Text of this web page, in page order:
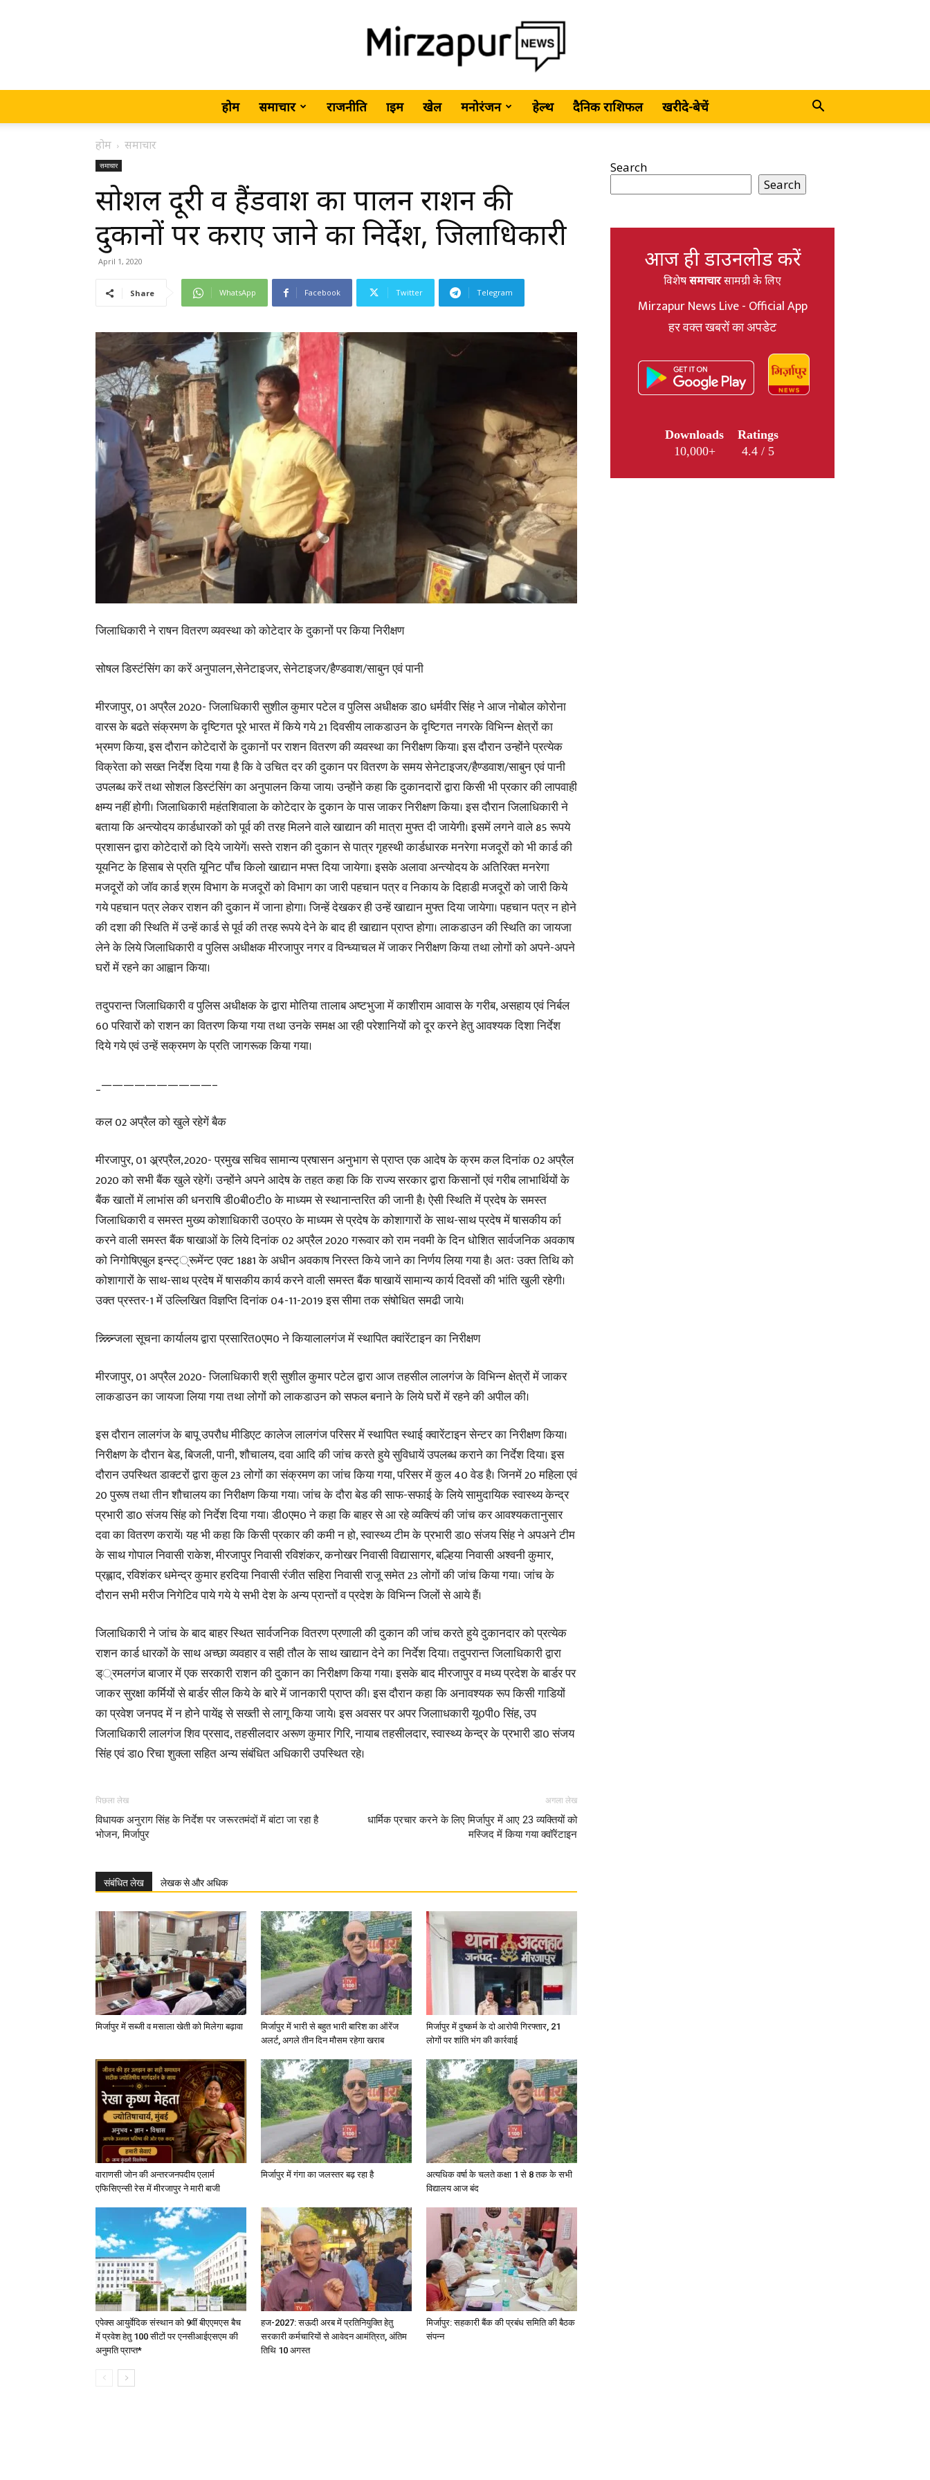
MirzapurNews.com
•
Hindi
Latest
News
Hindi,
Today
Hindi
News
होम समाचार राजनीति क्राइम खेल मनोरंजन हेल्थ दैनिक राशिफल खरीदे-बेचें
होम समाचार
समाचार
सोशल दूरी व हैंडवाश का पालन राशन की
दुकानों पर कराए जाने का निर्देश, जिलाधिकारी
April 1, 2020
Share WhatsApp Facebook Twitter Telegram
जिलाधिकारी ने राषन वितरण व्यवस्था को कोटेदार के दुकानों पर किया निरीक्षण
सोषल डिस्टंसिंग का करें अनुपालन,सेनेटाइजर, सेनेटाइजर/हैण्डवाश/साबुन एवं पानी
मीरजापुर, 01 अप्रैल 2020- जिलाधिकारी सुशील कुमार पटेल व पुलिस अधीक्षक डा0 धर्मवीर सिंह ने आज नोबोल कोरोना
वारस के बढते संक्रमण के दृष्टिगत पूरे भारत में किये गये 21 दिवसीय लाकडाउन के दृष्टिगत नगरके विभिन्न क्षेत्रों का
भ्रमण किया, इस दौरान कोटेदारों के दुकानों पर राशन वितरण की व्यवस्था का निरीक्षण किया। इस दौरान उन्होंने प्रत्येक
विक्रेता को सख्त निर्देश दिया गया है कि वे उचित दर की दुकान पर वितरण के समय सेनेटाइजर/हैण्डवाश/साबुन एवं पानी
उपलब्ध करें तथा सोशल डिस्टंसिंग का अनुपालन किया जाय। उन्होंने कहा कि दुकानदारों द्वारा किसी भी प्रकार की लापवाही
क्षम्य नहीं होगी। जिलाधिकारी महंतशिवाला के कोटेदार के दुकान के पास जाकर निरीक्षण किया। इस दौरान जिलाधिकारी ने
बताया कि अन्त्योदय कार्डधारकों को पूर्व की तरह मिलने वाले खाद्यान की मात्रा मुफ्त दी जायेगी। इसमें लगने वाले 85 रूपये
प्रशासन द्वारा कोटेदारों को दिये जायेगें। सस्ते राशन की दुकान से पात्र गृहस्थी कार्डधारक मनरेगा मजदूरों को भी कार्ड की
यूयनिट के हिसाब से प्रति यूनिट पॉंच किलो खाद्यान मफ्त दिया जायेगा। इसके अलावा अन्त्योदय के अतिरिक्त मनरेगा
मजदूरों को जॉव कार्ड श्रम विभाग के मजदूरों को विभाग का जारी पहचान पत्र व निकाय के दिहाडी मजदूरों को जारी किये
गये पहचान पत्र लेकर राशन की दुकान में जाना होगा। जिन्हें देखकर ही उन्हें खाद्यान मुफ्त दिया जायेगा। पहचान पत्र न होने
की दशा की स्थिति में उन्हें कार्ड से पूर्व की तरह रूपये देने के बाद ही खाद्यान प्राप्त होगा। लाकडाउन की स्थिति का जायजा
लेने के लिये जिलाधिकारी व पुलिस अधीक्षक मीरजापुर नगर व विन्ध्याचल में जाकर निरीक्षण किया तथा लोगों को अपने-अपने
घरों में रहने का आह्वान किया।
तदुपरान्त जिलाधिकारी व पुलिस अधीक्षक के द्वारा मोतिया तालाब अष्टभुजा में काशीराम आवास के गरीब, असहाय एवं निर्बल
60 परिवारों को राशन का वितरण किया गया तथा उनके समक्ष आ रही परेशानियों को दूर करने हेतु आवश्यक दिशा निर्देश
दिये गये एवं उन्हें सक्रमण के प्रति जागरूक किया गया।
_——————————–
कल 02 अप्रैल को खुले रहेगें बैक
मीरजापुर, 01 अ्र्रप्रैल,2020- प्रमुख सचिव सामान्य प्रषासन अनुभाग से प्राप्त एक आदेष के क्रम कल दिनांक 02 अप्रैल
2020 को सभी बैंक खुले रहेगें। उन्होंने अपने आदेष के तहत कहा कि कि राज्य सरकार द्वारा किसानों एवं गरीब लाभार्थियों के
बैंक खातों में लाभांस की धनराषि डी0बी0टी0 के माध्यम से स्थानान्तरित की जानी है। ऐसी स्थिति में प्रदेष के समस्त
जिलाधिकारी व समस्त मुख्य कोशाधिकारी उ0प्र0 के माध्यम से प्रदेष के कोशागारों के साथ-साथ प्रदेष में षासकीय र्का
करने वाली समस्त बैंक षाखाओं के लिये दिनांक 02 अप्रैल 2020 गरूवार को राम नवमी के दिन धोशित सार्वजनिक अवकाष
को निगोषिएबुल इन्स्ट््रूमेंन्ट एक्ट 1881 के अधीन अवकाष निरस्त किये जाने का निर्णय लिया गया है। अतः उक्त तिथि को
कोशागारों के साथ-साथ प्रदेष में षासकीय कार्य करने वाली समस्त बैंक षाखायें सामान्य कार्य दिवसों की भांति खुली रहेगी।
उक्त प्रस्तर-1 में उल्लिखित विज्ञप्ति दिनांक 04-11-2019 इस सीमा तक संषोधित समढी जाये।
न्न्न्न्न्न्न्जिला सूचना कार्यालय द्वारा प्रसारित0एम0 ने कियालालगंज में स्थापित क्वांरेंटाइन का निरीक्षण
मीरजापुर, 01 अप्रैल 2020- जिलाधिकारी श्री सुशील कुमार पटेल द्वारा आज तहसील लालगंज के विभिन्न क्षेत्रों में जाकर
लाकडाउन का जायजा लिया गया तथा लोगों को लाकडाउन को सफल बनाने के लिये घरों में रहने की अपील की।
इस दौरान लालगंज के बापू उपरौध मीडिएट कालेज लालगंज परिसर में स्थापित स्थाई क्वारेंटाइन सेन्टर का निरीक्षण किया।
निरीक्षण के दौरान बेड, बिजली, पानी, शौचालय, दवा आदि की जांच करते हुये सुविधायें उपलब्ध कराने का निर्देश दिया। इस
दौरान उपस्थित डाक्टरों द्वारा कुल 23 लोगों का संक्रमण का जांच किया गया, परिसर में कुल 40 वेड है। जिनमें 20 महिला एवं
20 पुरूष तथा तीन शौचालय का निरीक्षण किया गया। जांच के दौरा बेड की साफ-सफाई के लिये सामुदायिक स्वास्थ्य केन्द्र
प्रभारी डा0 संजय सिंह को निर्देश दिया गया। डी0एम0 ने कहा कि बाहर से आ रहे व्यक्त्यिं की जांच कर आवश्यकतानुसार
दवा का वितरण करायें। यह भी कहा कि किसी प्रकार की कमी न हो, स्वास्थ्य टीम के प्रभारी डा0 संजय सिंह ने अपअने टीम
के साथ गोपाल निवासी राकेश, मीरजापुर निवासी रविशंकर, कनोखर निवासी विद्यासागर, बल्हिया निवासी अश्वनी कुमार,
प्रह्लाद, रविशंकर धमेन्द्र कुमार हरदिया निवासी रंजीत सहिरा निवासी राजू समेत 23 लोगों की जांच किया गया। जांच के
दौरान सभी मरीज निगेटिव पाये गये ये सभी देश के अन्य प्रान्तों व प्रदेश के विभिन्न जिलों से आये हैं।
जिलाधिकारी ने जांच के बाद बाहर स्थित सार्वजनिक वितरण प्रणाली की दुकान की जांच करते हुये दुकानदार को प्रत्येक
राशन कार्ड धारकों के साथ अच्छा व्यवहार व सही तौल के साथ खाद्यान देने का निर्देश दिया। तदुपरान्त जिलाधिकारी द्वारा
ड््रमलगंज बाजार में एक सरकारी राशन की दुकान का निरीक्षण किया गया। इसके बाद मीरजापुर व मध्य प्रदेश के बार्डर पर
जाकर सुरक्षा कर्मियों से बार्डर सील किये के बारे में जानकारी प्राप्त की। इस दौरान कहा कि अनावश्यक रूप किसी गाडियों
का प्रवेश जनपद में न होने पायेंइ से सख्ती से लागू किया जाये। इस अवसर पर अपर जिलााधकारी यू0पी0 सिंह, उप
जिलाधिकारी लालगंज शिव प्रसाद, तहसीलदार अरूण कुमार गिरि, नायाब तहसीलदार, स्वास्थ्य केन्द्र के प्रभारी डा0 संजय
सिंह एवं डा0 रिचा शुक्ला सहित अन्य संबंधित अधिकारी उपस्थित रहे।
पिछला लेख
विधायक अनुराग सिंह के निर्देश पर जरूरतमंदों में बांटा जा रहा है
भोजन, मिर्जापुर
अगला लेख
धार्मिक प्रचार करने के लिए मिर्जापुर में आए 23 व्यक्तियों को
मस्जिद में किया गया क्वॉरेंटाइन
संबंधित लेख लेखक से और अधिक
मिर्जापुर में सब्जी व मसाला खेती को मिलेगा बढ़ावा
मिर्जापुर में भारी से बहुत भारी बारिश का ऑरेंज
अलर्ट, अगले तीन दिन मौसम रहेगा खराब
मिर्जापुर में दुष्कर्म के दो आरोपी गिरफ्तार, 21
लोगों पर शांति भंग की कार्रवाई
वाराणसी जोन की अन्तरजनपदीय एलार्म
एफिसिएन्सी रेस में मीरजापुर ने मारी बाजी
मिर्जापुर में गंगा का जलस्तर बढ़ रहा है
अत्यधिक वर्षा के चलते कक्षा 1 से 8 तक के सभी
विद्यालय आज बंद
एपेक्स आयुर्वेदिक संस्थान को 9वीं बीएएमएस बैच
में प्रवेश हेतु 100 सीटों पर एनसीआईएसएम की
अनुमति प्राप्त*
हज-2027: सऊदी अरब में प्रतिनियुक्ति हेतु
सरकारी कर्मचारियों से आवेदन आमंत्रित, अंतिम
तिथि 10 अगस्त
मिर्जापुर: सहकारी बैंक की प्रबंध समिति की बैठक
संपन्न
Search
Search
आज ही डाउनलोड करें
विशेषसमाचारसामग्री के लिए
Mirzapur News Live - Official App
हर वक्त खबरों का अपडेट
Downloads
10,000+
Ratings
4.4 / 5